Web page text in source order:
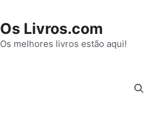
Os Livros.com
Os melhores livros estão aqui!